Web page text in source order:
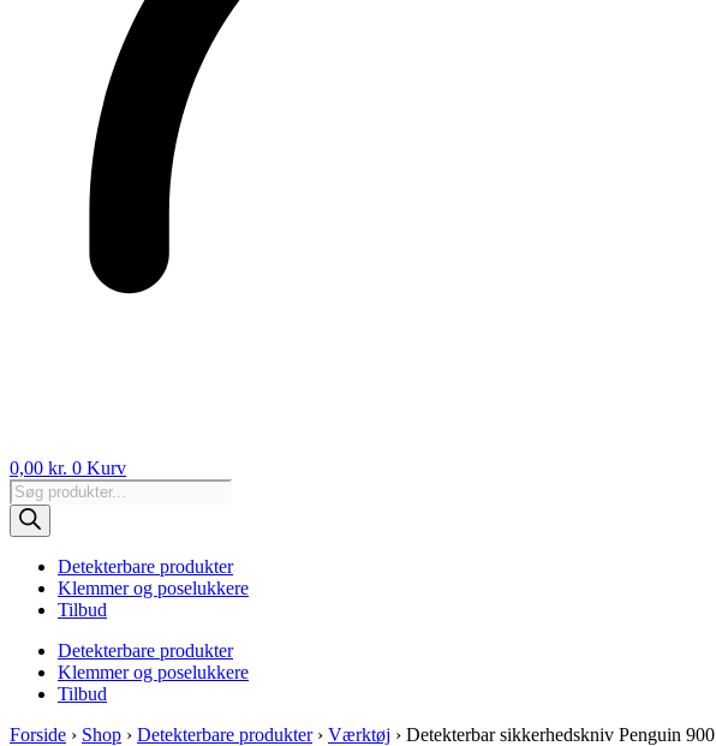
0,00 kr. 0 Kurv
Products
search
Detekterbare produkter
Klemmer og poselukkere
Tilbud
Detekterbare produkter
Klemmer og poselukkere
Tilbud
Forside › Shop › Detekterbare produkter› Værktøj › Detekterbar sikkerhedskniv Penguin 900